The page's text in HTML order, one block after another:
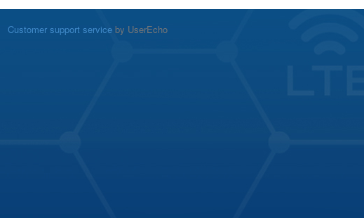
Customer support serviceby UserEcho